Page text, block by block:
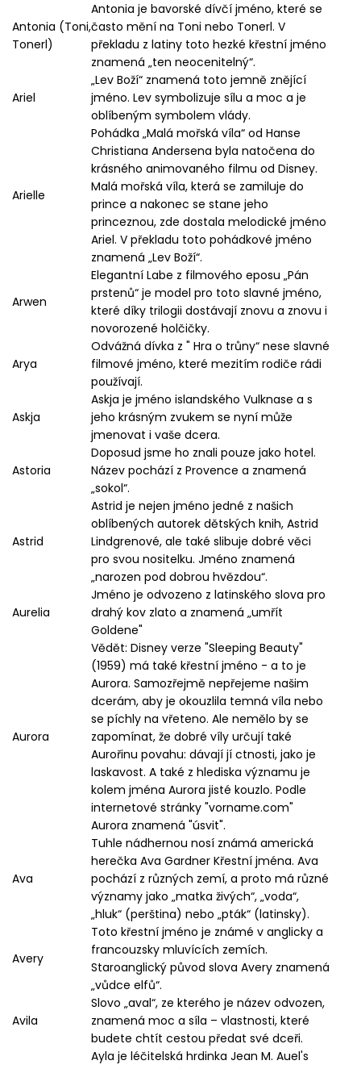
Antonia (Toni,
Tonerl)
Antonia je bavorské dívčí jméno, které se
často mění na Toni nebo Tonerl. V
překladu z latiny toto hezké křestní jméno
znamená „ten neocenitelný“.
Ariel
„Lev Boží“ znamená toto jemně znějící
jméno. Lev symbolizuje sílu a moc a je
oblíbeným symbolem vlády.
Arielle
Pohádka „Malá mořská víla“ od Hanse
Christiana Andersena byla natočena do
krásného animovaného filmu od Disney.
Malá mořská víla, která se zamiluje do
prince a nakonec se stane jeho
princeznou, zde dostala melodické jméno
Ariel. V překladu toto pohádkové jméno
znamená „Lev Boží“.
Arwen
Elegantní Labe z filmového eposu „Pán
prstenů“ je model pro toto slavné jméno,
které díky trilogii dostávají znovu a znovu i
novorozené holčičky.
Arya
Odvážná dívka z " Hra o trůny“ nese slavné
filmové jméno, které mezitím rodiče rádi
používají.
Askja
Askja je jméno islandského Vulknase a s
jeho krásným zvukem se nyní může
jmenovat i vaše dcera.
Astoria
Doposud jsme ho znali pouze jako hotel.
Název pochází z Provence a znamená
„sokol“.
Astrid
Astrid je nejen jméno jedné z našich
oblíbených autorek dětských knih, Astrid
Lindgrenové, ale také slibuje dobré věci
pro svou nositelku. Jméno znamená
„narozen pod dobrou hvězdou“.
Aurelia
Jméno je odvozeno z latinského slova pro
drahý kov zlato a znamená „umřít
Goldene"
Aurora
Vědět: Disney verze "Sleeping Beauty"
(1959) má také křestní jméno - a to je
Aurora. Samozřejmě nepřejeme našim
dcerám, aby je okouzlila temná víla nebo
se píchly na vřeteno. Ale nemělo by se
zapomínat, že dobré víly určují také
Aurořinu povahu: dávají jí ctnosti, jako je
laskavost. A také z hlediska významu je
kolem jména Aurora jisté kouzlo. Podle
internetové stránky "vorname.com"
Aurora znamená "úsvit".
Ava
Tuhle nádhernou nosí známá americká
herečka Ava Gardner Křestní jména. Ava
pochází z různých zemí, a proto má různé
významy jako „matka živých“, „voda“,
„hluk“ (perština) nebo „pták“ (latinsky).
Avery
Toto křestní jméno je známé v anglicky a
francouzsky mluvících zemích.
Staroanglický původ slova Avery znamená
„vůdce elfů“.
Avila
Slovo „aval“, ze kterého je název odvozen,
znamená moc a síla – vlastnosti, které
budete chtít cestou předat své dceři.
Ayla je léčitelská hrdinka Jean M. Auel's